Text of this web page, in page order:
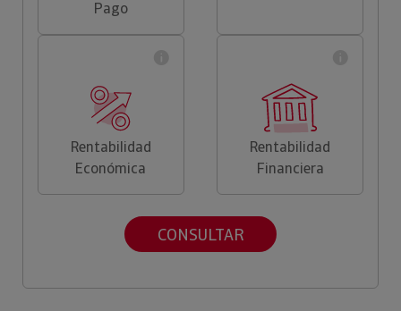
Pago
Rentabilidad
Económica
Rentabilidad
Financiera
CONSULTAR